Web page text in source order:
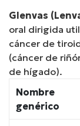
is:
Glenvas
oral dirigida
cáncer de
(cáncer de
de hígado).
Nombre
genérico